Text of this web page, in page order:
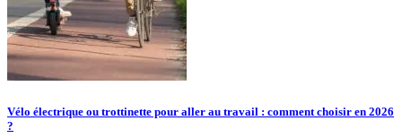
Vélo électrique ou trottinette pour aller au travail : comment choisir en 2026
?